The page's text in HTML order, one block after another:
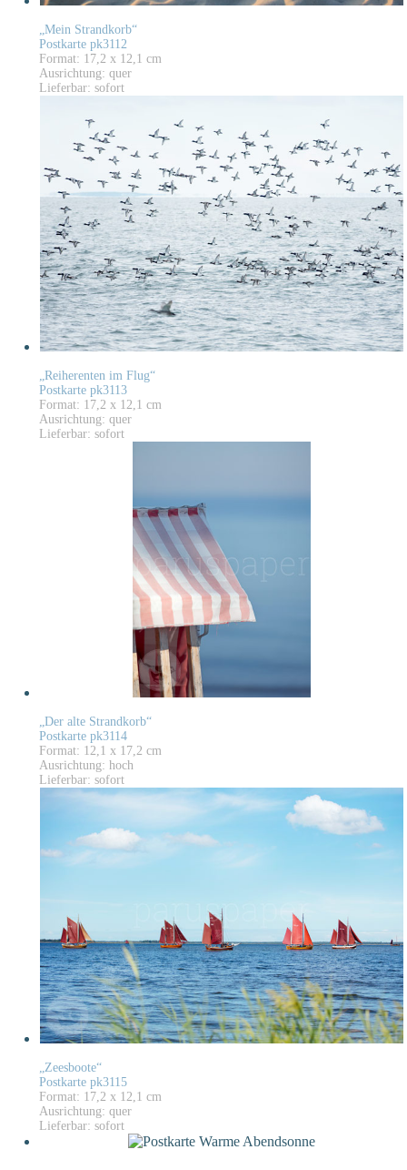
„Mein Strandkorb“
Postkarte pk3112
Format: 17,2 x 12,1 cm
Ausrichtung: quer
Lieferbar: sofort
„Reiherenten im Flug“
Postkarte pk3113
Format: 17,2 x 12,1 cm
Ausrichtung: quer
Lieferbar: sofort
„Der alte Strandkorb“
Postkarte pk3114
Format: 12,1 x 17,2 cm
Ausrichtung: hoch
Lieferbar: sofort
„Zeesboote“
Postkarte pk3115
Format: 17,2 x 12,1 cm
Ausrichtung: quer
Lieferbar: sofort